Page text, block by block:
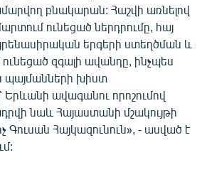
բնակարան: Հաշվի առնելով
ունեցած ներդրումը, հայ
երգերի ստեղծման և
զգալի ավանդը, ինչպես
պայմանների խիստ
Երևանի ավագանու որոշումով
նաև Հայաստանի մշակույթի
Հայկազունուն», - ասված է